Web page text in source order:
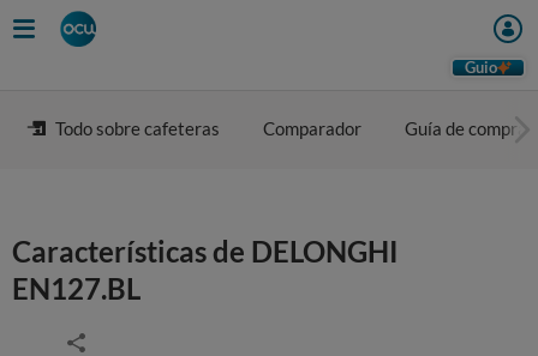
Guio
Todo sobre cafeteras Comparador Guía de compra
Características de DELONGHI
EN127.BL